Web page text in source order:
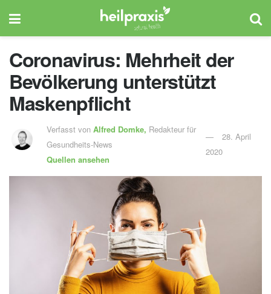
Coronavirus: Mehrheit der
Bevölkerung unterstützt
Maskenpflicht
Verfasst vonAlfred Domke, Redakteur für
Gesundheits-News
Quellen ansehen
28. April
2020